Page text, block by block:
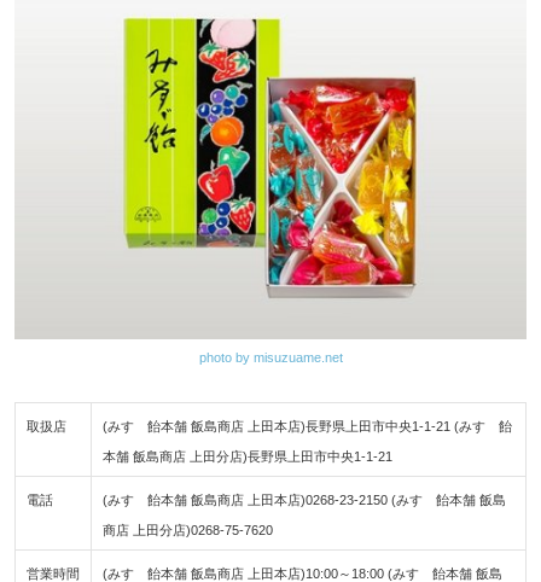
photo by misuzuame.net
取扱店 (みすゞ飴本舗 飯島商店 上田本店)長野県上田市中央1-1-21 (みすゞ飴
本舗 飯島商店 上田分店)長野県上田市中央1-1-21
電話 (みすゞ飴本舗 飯島商店 上田本店)0268-23-2150 (みすゞ飴本舗 飯島
商店 上田分店)0268-75-7620
営業時間 (みすゞ飴本舗 飯島商店 上田本店)10:00～18:00 (みすゞ飴本舗 飯島